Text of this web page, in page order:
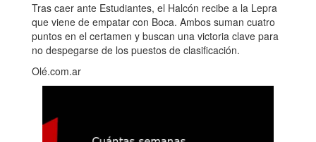
Tras caer ante Estudiantes, el Halcón recibe a la Lepra
que viene de empatar con Boca. Ambos suman cuatro
puntos en el certamen y buscan una victoria clave para
no despegarse de los puestos de clasificación.
Olé.com.ar